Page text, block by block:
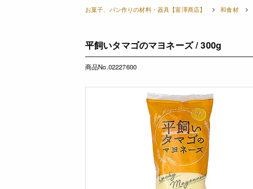
お菓子、パン作りの材料・器具【富澤商店】 和食材
平飼いタマゴのマヨネーズ / 300g
商品No.02227600